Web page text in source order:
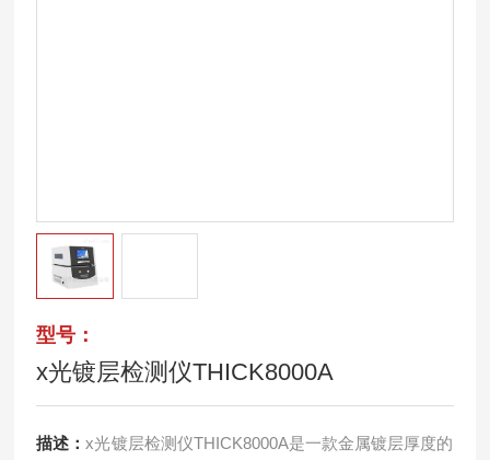
型号：
x光镀层检测仪THICK8000A
描述：x光镀层检测仪THICK8000A是一款金属镀层厚度的